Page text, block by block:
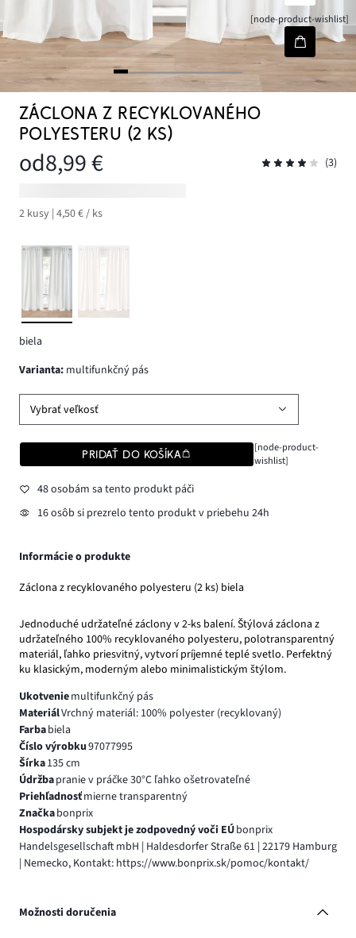
[node-product-wishlist]
ZÁCLONA Z RECYKLOVANÉHO
POLYESTERU (2 KS)
od8,99 € (3)
2 kusy | 4,50 € / ks
biela
varianta: multifunkčný pás
Vybrať veľkosť
PRIDAŤ DO KOŠÍKA
[node-product-
wishlist]
48 osobám sa tento produkt páči
16 osôb si prezrelo tento produkt v priebehu 24h
Informácie o produkte
Záclona z recyklovaného polyesteru (2 ks) biela
Jednoduché udržateľné záclony v 2-ks balení. Štýlová záclona z
udržateľného 100% recyklovaného polyesteru, polotransparentný
materiál, ľahko priesvitný, vytvorí príjemné teplé svetlo. Perfektný
ku klasickým, moderným alebo minimalistickým štýlom.
Ukotveniemultifunkčný pás
MateriálVrchný materiál: 100% polyester (recyklovaný)
Farbabiela
Číslo výrobku97077995
Šírka135 cm
Údržbapranie v práčke 30°C ľahko ošetrovateľné
Priehľadnosťmierne transparentný
Značkabonprix
Hospodársky subjekt je zodpovedný voči EÚbonprix
Handelsgesellschaft mbH | Haldesdorfer Straße 61 | 22179 Hamburg
| Nemecko, Kontakt: https://www.bonprix.sk/pomoc/kontakt/
Možnosti doručenia